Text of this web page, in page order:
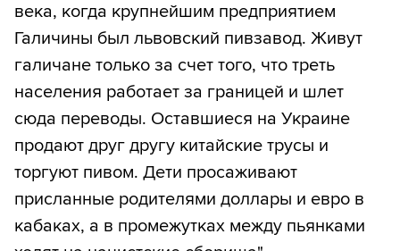
века, когда крупнейшим предприятием
Галичины был львовский пивзавод. Живут
галичане только за счет того, что треть
населения работает за границей и шлет
сюда переводы. Оставшиеся на Украине
продают друг другу китайские трусы и
торгуют пивом. Дети просаживают
присланные родителями доллары и евро в
кабаках, а в промежутках между пьянками